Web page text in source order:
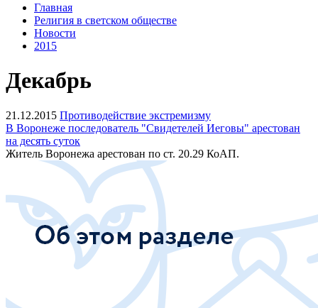
Главная
Религия в светском обществе
Новости
2015
Декабрь
21.12.2015 Противодействие экстремизму
В Воронеже последователь "Свидетелей Иеговы" арестован
на десять суток
Житель Воронежа арестован по ст. 20.29 КоАП.